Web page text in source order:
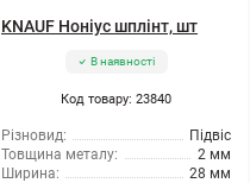
KNAUF Ноніус шплінт, шт
В наявності
Код товару: 23840
Різновид:
Підвіс
Товщина металу:
2 мм
Ширина:
28 мм